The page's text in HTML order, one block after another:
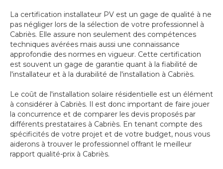
La certification installateur PV est un gage de qualité à ne
pas négliger lors de la sélection de votre professionnel à
Cabriès. Elle assure non seulement des compétences
techniques avérées mais aussi une connaissance
approfondie des normes en vigueur. Cette certification
est souvent un gage de garantie quant à la fiabilité de
l'installateur et à la durabilité de l'installation à Cabriès.
Le coût de l'installation solaire résidentielle est un élément
à considérer à Cabriès. Il est donc important de faire jouer
la concurrence et de comparer les devis proposés par
différents prestataires à Cabriès. En tenant compte des
spécificités de votre projet et de votre budget, nous vous
aiderons à trouver le professionnel offrant le meilleur
rapport qualité-prix à Cabriès.